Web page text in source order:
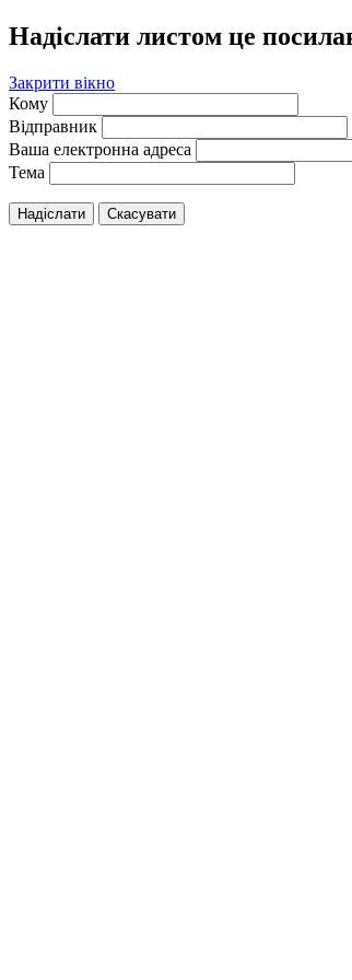
Надіслати листом це
Закрити вікно
Кому
Відправник
Ваша електронна адреса
Тема
Надіслати Скасувати